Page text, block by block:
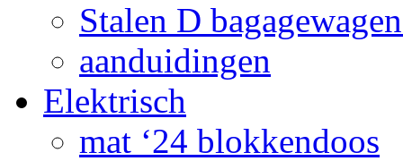
Stalen D
aanduidingen
Elektrisch
mat ‘24 blokkendoos